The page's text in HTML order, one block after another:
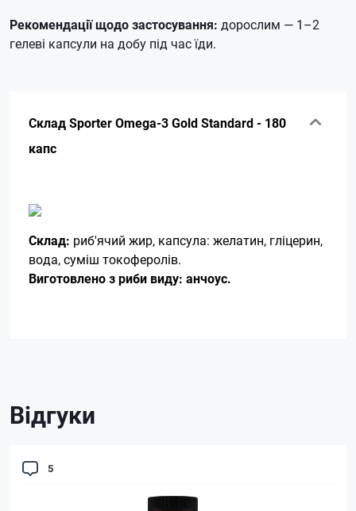
Рекомендації щодо застосування: дорослим — 1–2
гелеві капсули на добу під час їди.
Склад Sporter Omega-3 Gold Standard - 180
капс
Склад: риб'ячий жир, капсула: желатин, гліцерин,
вода, суміш токоферолів.
Виготовлено з риби виду: анчоус.
Відгуки
5